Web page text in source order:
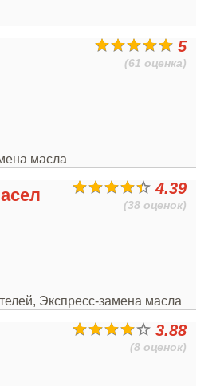
5
(61 оценка)
масла
4.39
(38 оценок)
Экспресс-замена масла
3.88
(8 оценок)